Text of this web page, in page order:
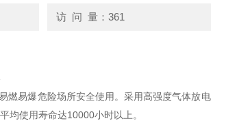
访 问 量：361
燃易爆危险场所安全使用。采用高强度气体放电
均使用寿命达10000小时以上。